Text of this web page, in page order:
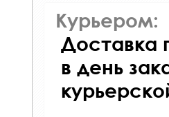
Курьером:
Доставка
в день